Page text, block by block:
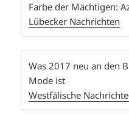
Farbe der Mächtigen:
Lübecker Nachrichten
Was 2017 neu an den
Mode ist
Westfälische